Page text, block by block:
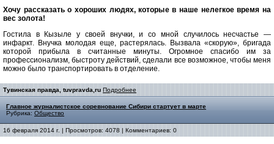
Хочу рассказать о хороших людях, которые в наше нелегкое время на
вес золота!
Гостила в Кызыле у своей внучки, и со мной случилось несчастье —
инфаркт. Внучка молодая еще, растерялась. Вызвала «скорую», бригада
которой прибыла в считанные минуты. Огромное спасибо им за
профессионализм, быстроту действий, сделали все возможное, чтобы меня
можно было транспортировать в отделение.
Тувинская правда, tuvpravda,ru Подробнее
Главное журналистское соревнование Сибири стартует в марте
Рубрика: Общество
16 февраля 2014 г. | Просмотров: 4078 | Комментариев: 0